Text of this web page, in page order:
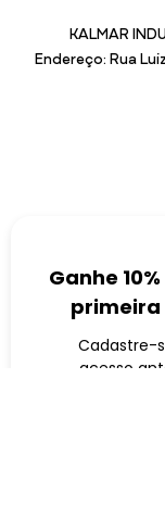
KALMAR
Endereço: Rua